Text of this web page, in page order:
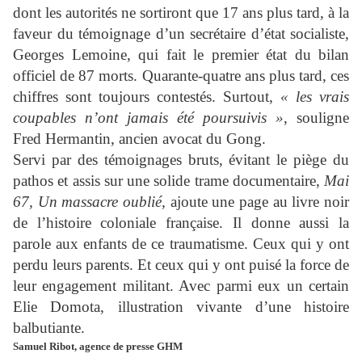
dont les autorités ne sortiront que 17 ans plus tard, à la
faveur du témoignage d’un secrétaire d’état socialiste,
Georges Lemoine, qui fait le premier état du bilan
officiel de 87 morts. Quarante-quatre ans plus tard, ces
chiffres sont toujours contestés. Surtout, « les vrais
coupables n’ont jamais été poursuivis », souligne
Fred Hermantin, ancien avocat du Gong.
Servi par des témoignages bruts, évitant le piège du
pathos et assis sur une solide trame documentaire, Mai
67, Un massacre oublié, ajoute une page au livre noir
de l’histoire coloniale française. Il donne aussi la
parole aux enfants de ce traumatisme. Ceux qui y ont
perdu leurs parents. Et ceux qui y ont puisé la force de
leur engagement militant. Avec parmi eux un certain
Elie Domota, illustration vivante d’une histoire
balbutiante.
Samuel Ribot, agence de presse GHM